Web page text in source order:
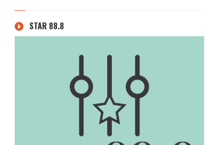
STAR 88.8